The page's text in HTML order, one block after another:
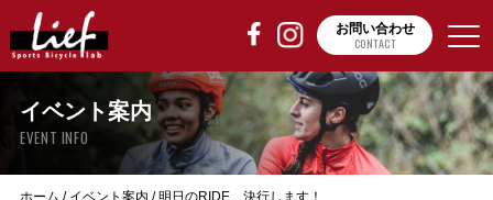
お問い合わせ
CONTACT
イベント案内
EVENT INFO
ホーム / イベント案内 /明日のRIDE、決行します！